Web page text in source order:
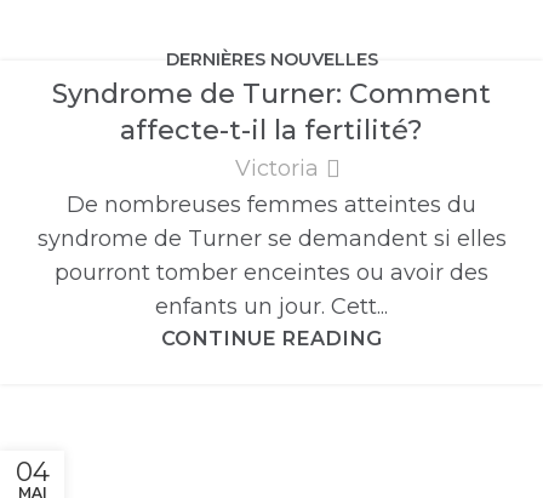
DERNIÈRES NOUVELLES
Syndrome de Turner: Comment
affecte-t-il la fertilité?
Victoria
De nombreuses femmes atteintes du
syndrome de Turner se demandent si elles
pourront tomber enceintes ou avoir des
enfants un jour. Cett...
CONTINUE READING
04
MAI